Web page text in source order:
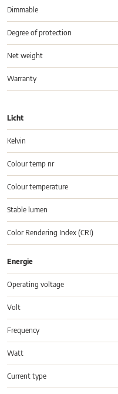
Dimmable
Degree of protection
Net weight
Warranty
Licht
Kelvin
Colour temp nr
Colour temperature
Stable lumen
Color Rendering Index (CRI)
Energie
Operating voltage
Volt
Frequency
Watt
Current type